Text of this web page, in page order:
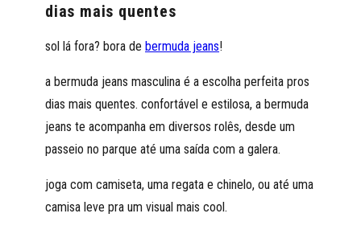
dias mais quentes
sol lá fora? bora de bermuda jeans!
a bermuda jeans masculina é a escolha perfeita pros
dias mais quentes. confortável e estilosa, a bermuda
jeans te acompanha em diversos rolês, desde um
passeio no parque até uma saída com a galera.
joga com camiseta, uma regata e chinelo, ou até uma
camisa leve pra um visual mais cool.